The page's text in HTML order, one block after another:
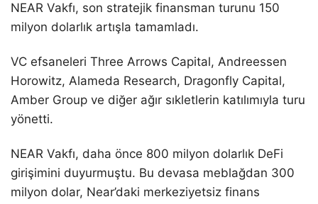
NEAR Vakfı, son stratejik finansman turunu 150
milyon dolarlık artışla tamamladı.
VC efsaneleri Three Arrows Capital, Andreessen
Horowitz, Alameda Research, Dragonfly Capital,
Amber Group ve diğer ağır sıkletlerin katılımıyla turu
yönetti.
NEAR Vakfı, daha önce 800 milyon dolarlık DeFi
girişimini duyurmuştu. Bu devasa meblağdan 300
milyon dolar, Near’daki merkeziyetsiz finans